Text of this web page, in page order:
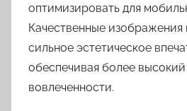
оптимизировать для
Качественные изображения
сильное эстетическое
обеспечивая более
вовлеченности.